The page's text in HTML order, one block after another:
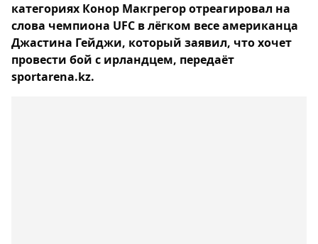
категориях Конор Макгрегор отреагировал на
слова чемпиона UFC в лёгком весе американца
Джастина Гейджи, который заявил, что хочет
провести бой с ирландцем, передаёт
sportarena.kz.